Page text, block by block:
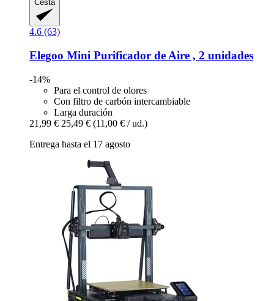
Cesta
4.6 (63)
Elegoo Mini Purificador de Aire , 2 unidades
-14%
Para el control de olores
Con filtro de carbón intercambiable
Larga duración
21,99 € 25,49 € (11,00 € / ud.)
Entrega hasta el 17 agosto